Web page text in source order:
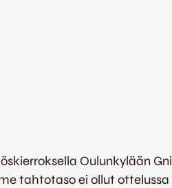
Oulunkylään
tahtotaso ei ollut